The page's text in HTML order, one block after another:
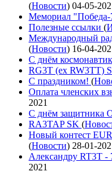
(Новости) 04-05-
Мемориал "Победа-
Полезные ссылки (
Международный
(Новости) 16-04-
С днём
RG3T (ex RW3TT)
С праздником! (
Оплата членских
2021
С днём защитника
RA3TAP SK (
Новый контест
(Новости) 28-01-
Александру RT3T
2021